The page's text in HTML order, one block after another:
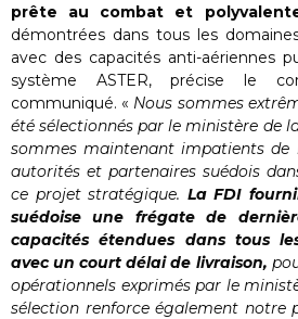
prête au combat et
démontrées dans tous les
avec des capacités anti-aériennes
système ASTER, précise le
communiqué. « Nous sommes
été sélectionnés par le ministère de
sommes maintenant impatients de
autorités et partenaires suédois
ce projet stratégique. La FDI
suédoise une frégate de
capacités étendues dans tous
avec un court délai de livraison,
opérationnels exprimés par le
sélection renforce également notre